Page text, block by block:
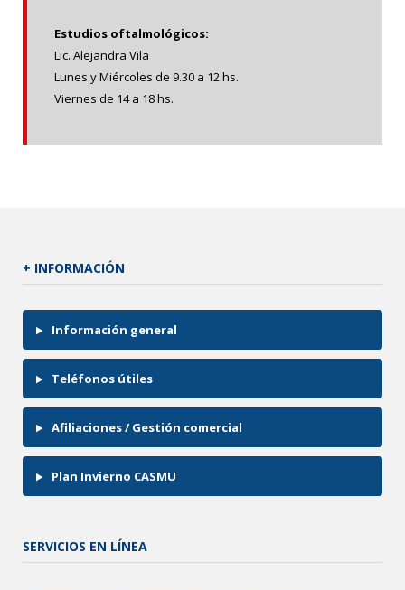
Estudios oftalmológicos:
Lic. Alejandra Vila
Lunes y Miércoles de 9.30 a 12 hs.
Viernes de 14 a 18 hs.
+ INFORMACIÓN
Información general
Teléfonos útiles
Afiliaciones / Gestión comercial
Plan Invierno CASMU
SERVICIOS EN LÍNEA